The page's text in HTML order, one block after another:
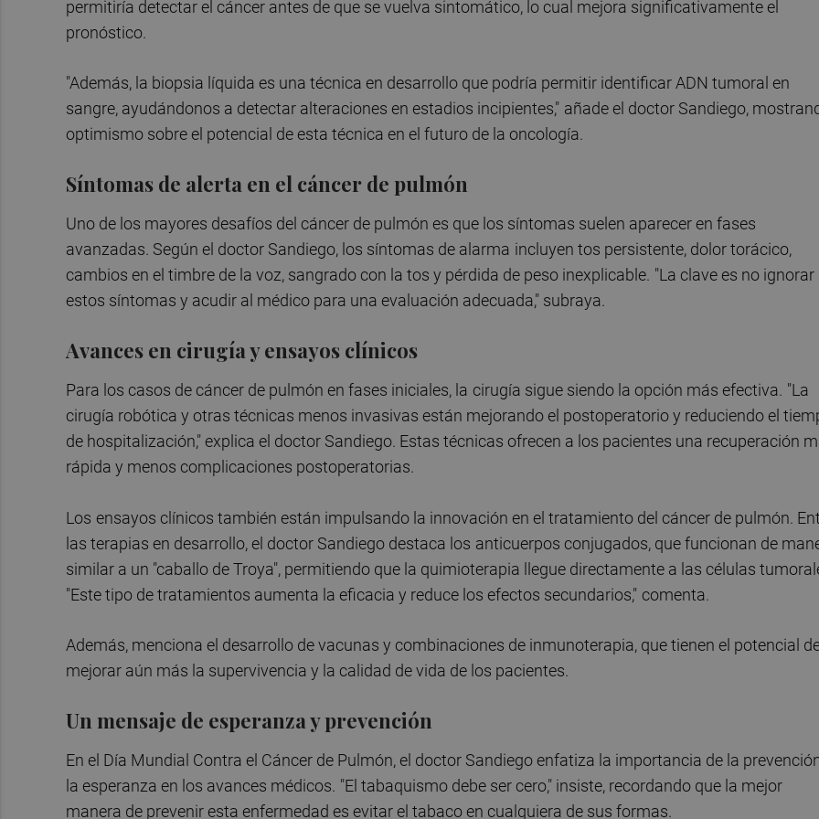
permitiría detectar el cáncer antes de que se vuelva sintomático, lo cual mejora significativamente el
pronóstico.
"Además, la biopsia líquida es una técnica en desarrollo que podría permitir identificar ADN tumoral en
sangre, ayudándonos a detectar alteraciones en estadios incipientes," añade el doctor Sandiego,
optimismo sobre el potencial de esta técnica en el futuro de la oncología.
Síntomas de alerta en el cáncer de pulmón
Uno de los mayores desafíos del cáncer de pulmón es que los síntomas suelen aparecer en fases
avanzadas. Según el doctor Sandiego, los síntomas de alarma incluyen tos persistente, dolor torácico,
cambios en el timbre de la voz, sangrado con la tos y pérdida de peso inexplicable. "La clave es no ignorar
estos síntomas y acudir al médico para una evaluación adecuada," subraya.
Avances en cirugía y ensayos clínicos
Para los casos de cáncer de pulmón en fases iniciales, la cirugía sigue siendo la opción más efectiva. "La
cirugía robótica y otras técnicas menos invasivas están mejorando el postoperatorio y reduciendo el
de hospitalización," explica el doctor Sandiego. Estas técnicas ofrecen a los pacientes una recuperación
rápida y menos complicaciones postoperatorias.
Los ensayos clínicos también están impulsando la innovación en el tratamiento del cáncer de pulmón.
las terapias en desarrollo, el doctor Sandiego destaca los anticuerpos conjugados, que funcionan de
similar a un "caballo de Troya", permitiendo que la quimioterapia llegue directamente a las células
"Este tipo de tratamientos aumenta la eficacia y reduce los efectos secundarios," comenta.
Además, menciona el desarrollo de vacunas y combinaciones de inmunoterapia, que tienen el potencial
mejorar aún más la supervivencia y la calidad de vida de los pacientes.
Un mensaje de esperanza y prevención
En el Día Mundial Contra el Cáncer de Pulmón, el doctor Sandiego enfatiza la importancia de la
la esperanza en los avances médicos. "El tabaquismo debe ser cero," insiste, recordando que la mejor
manera de prevenir esta enfermedad es evitar el tabaco en cualquiera de sus formas.